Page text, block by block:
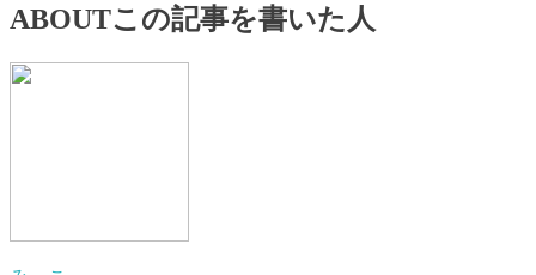
ABOUTこの記事を書いた人